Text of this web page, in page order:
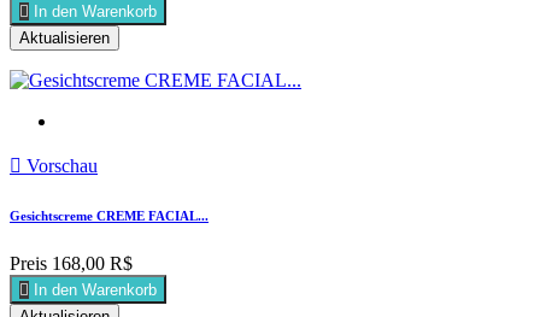
 In den Warenkorb
 Vorschau
Gesichtscreme CREME FACIAL...
Preis 168,00 R$
 In den Warenkorb